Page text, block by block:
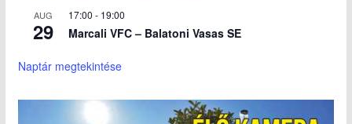
AUG
29
17:00 - 19:00
Marcali VFC – Balatoni Vasas SE
Naptár megtekintése